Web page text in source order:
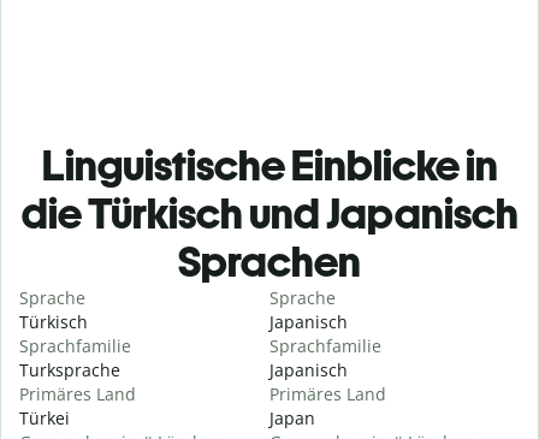
Linguistische Einblicke in
die Türkisch und Japanisch
Sprachen
Sprache
Türkisch
Sprachfamilie
Turksprache
Primäres Land
Türkei
Sprache
Japanisch
Sprachfamilie
Japanisch
Primäres Land
Japan